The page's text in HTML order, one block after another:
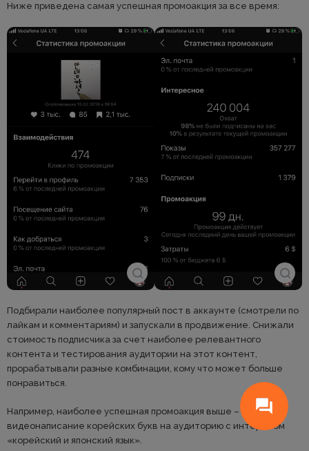
Ниже приведена самая успешная промоакция за все время:
Подбирали наиболее популярный пост в аккаунте (смотрели по
лайкам и комментариям) и запускали в продвижение. Снижали
стоимость подписчика за счет наиболее релевантного
контента и тестирования аудитории на этот контент,
прорабатывали разные комбинации, кому что может больше
понравиться.
Например, наиболее успешная промоакция выше –
видеонаписание корейских букв на аудиторию с интересом
«корейский и японский язык».